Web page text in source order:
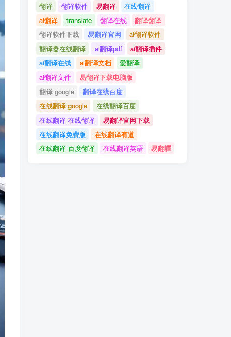
翻译 翻译软件 易翻译
在线翻译
ai翻译
translate 翻译在线
翻译翻译
翻译软件下载
易翻译官网
ai翻译软件
翻译器在线翻译
ai翻译pdf
ai翻译插件
ai翻译在线
ai翻译文档
爱翻译
ai翻译文件
易翻译下载电脑版
翻译 google
翻译在线百度
在线翻译 google
在线翻译百度
在线翻译 在线翻译
易翻译官网下载
在线翻译免费版
在线翻译有道
在线翻译 百度翻译
在线翻译英语 易翻譯